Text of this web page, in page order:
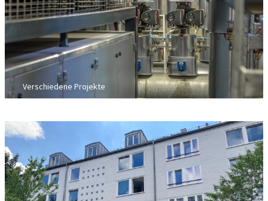
Verschiedene Projekte